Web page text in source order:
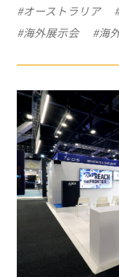
#オーストラリア
#海外展示会
#海